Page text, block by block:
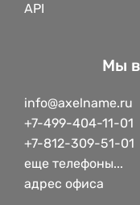
API
Мы
info@axelname.ru
+7-499-404-11-01
+7-812-309-51-01
еще телефоны...
адрес офиса